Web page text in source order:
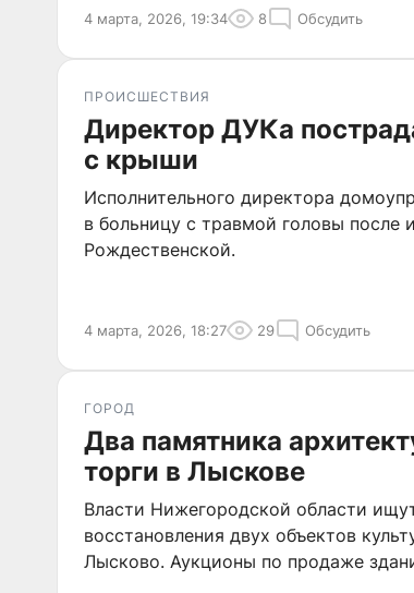
4 марта, 2026, 19:34 8 Обсудить
ПРОИСШЕСТВИЯ
Директор ДУКа
с крыши
Исполнительного директора
в больницу с травмой головы после
Рождественской.
4 марта, 2026, 18:27 29 Обсудить
ГОРОД
Два памятника
торги в Лыскове
Власти Нижегородской области
восстановления двух объектов
Лысково. Аукционы по продаже